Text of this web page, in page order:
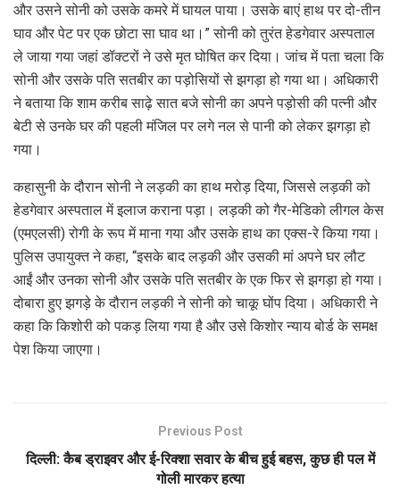
और उसने सोनी को उसके कमरे में घायल पाया। उसके बाएं हाथ पर दो-तीन
घाव और पेट पर एक छोटा सा घाव था।” सोनी को तुरंत हेडगेवार अस्पताल
ले जाया गया जहां डॉक्टरों ने उसे मृत घोषित कर दिया। जांच में पता चला कि
सोनी और उसके पति सतबीर का पड़ोसियों से झगड़ा हो गया था। अधिकारी
ने बताया कि शाम करीब साढ़े सात बजे सोनी का अपने पड़ोसी की पत्नी और
बेटी से उनके घर की पहली मंजिल पर लगे नल से पानी को लेकर झगड़ा हो
गया।
कहासुनी के दौरान सोनी ने लड़की का हाथ मरोड़ दिया, जिससे लड़की को
हेडगेवार अस्पताल में इलाज कराना पड़ा। लड़की को गैर-मेडिको लीगल केस
(एमएलसी) रोगी के रूप में माना गया और उसके हाथ का एक्स-रे किया गया।
पुलिस उपायुक्त ने कहा, “इसके बाद लड़की और उसकी मां अपने घर लौट
आईं और उनका सोनी और उसके पति सतबीर के एक फिर से झगड़ा हो गया।
दोबारा हुए झगड़े के दौरान लड़की ने सोनी को चाकू घोंप दिया। अधिकारी ने
कहा कि किशोरी को पकड़ लिया गया है और उसे किशोर न्याय बोर्ड के समक्ष
पेश किया जाएगा।
Previous Post
दिल्ली: कैब ड्राइवर और ई-रिक्शा सवार के बीच हुई बहस, कुछ ही पल में
गोली मारकर हत्या